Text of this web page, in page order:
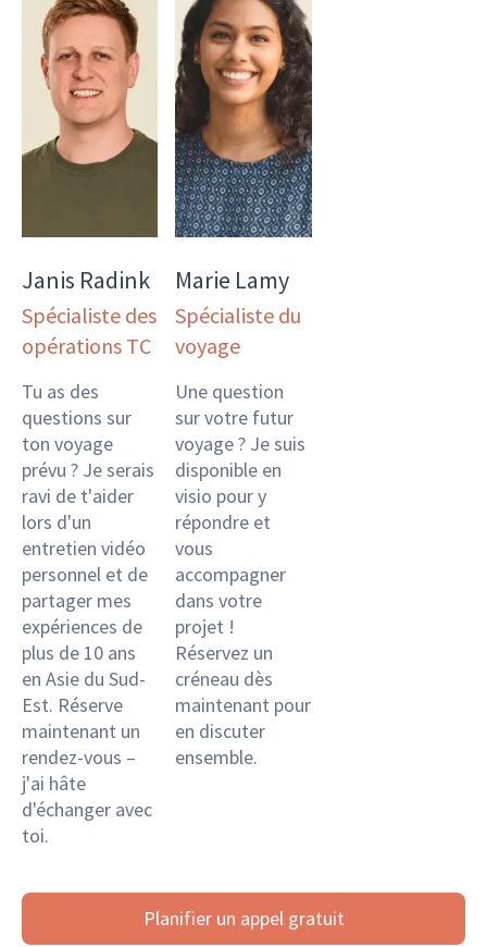
Janis Radink
Spécialiste des
opérations TC
Tu as des
questions sur
ton voyage
prévu ? Je serais
ravi de t'aider
lors d'un
entretien vidéo
personnel et de
partager mes
expériences de
plus de 10 ans
en Asie du Sud-
Est. Réserve
maintenant un
rendez-vous –
j'ai hâte
d'échanger avec
toi.
Marie Lamy
Spécialiste du
voyage
Une question
sur votre futur
voyage ? Je suis
disponible en
visio pour y
répondre et
vous
accompagner
dans votre
projet !
Réservez un
créneau dès
maintenant pour
en discuter
ensemble.
Planifier un appel gratuit